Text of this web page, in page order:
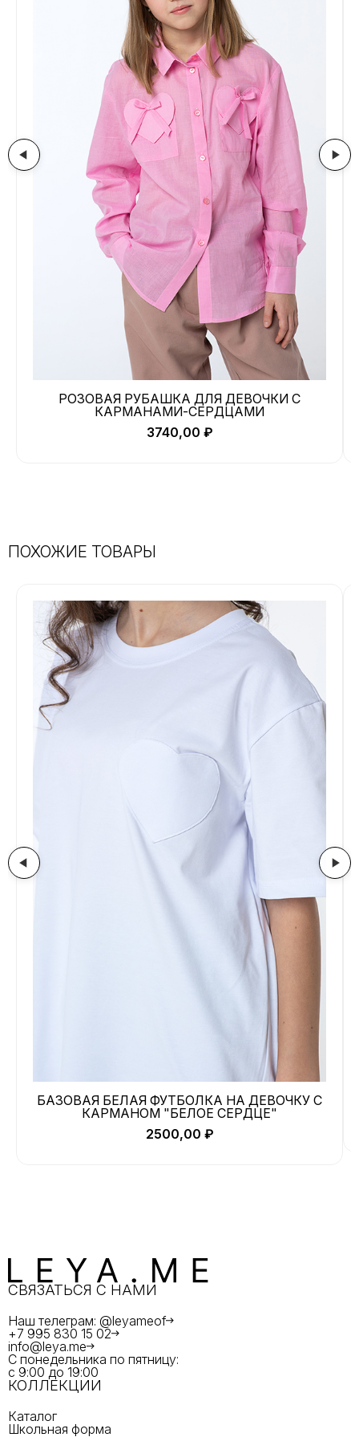
РОЗОВАЯ РУБАШКА ДЛЯ ДЕВОЧКИ С
КАРМАНАМИ-СЕРДЦАМИ
3740,00 ₽
ПОХОЖИЕ ТОВАРЫ
БАЗОВАЯ БЕЛАЯ ФУТБОЛКА НА ДЕВОЧКУ С
КАРМАНОМ "БЕЛОЕ СЕРДЦЕ"
2500,00 ₽
СВЯЗАТЬСЯ С НАМИ
Наш телеграм: @leyameof
+7 995 830 15 02
info@leya.me
С понедельника по пятницу:
с 9:00 до 19:00
КОЛЛЕКЦИИ
Каталог
Школьная форма